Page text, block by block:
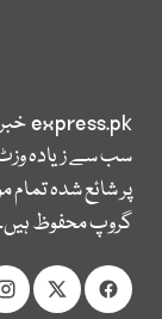
express.pk
سب سے زیادہ
پر شائع شدہ
گروپ محفوظ